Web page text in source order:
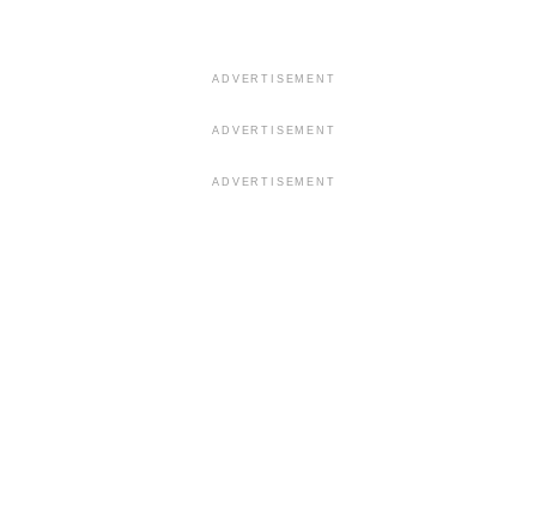
ADVERTISEMENT
ADVERTISEMENT
ADVERTISEMENT